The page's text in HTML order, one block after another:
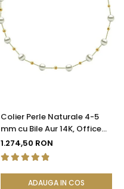
Colier Perle Naturale 4-5
mm cu Bile Aur 14K, Office
Elegant | KASKADDA®
1.274,50 RON
ADAUGA IN COS